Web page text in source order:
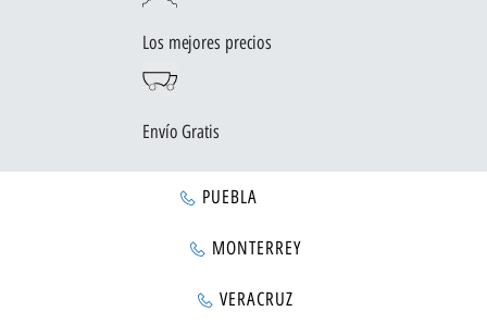
Los mejores precios
Envío Gratis
PUEBLA
MONTERREY
VERACRUZ